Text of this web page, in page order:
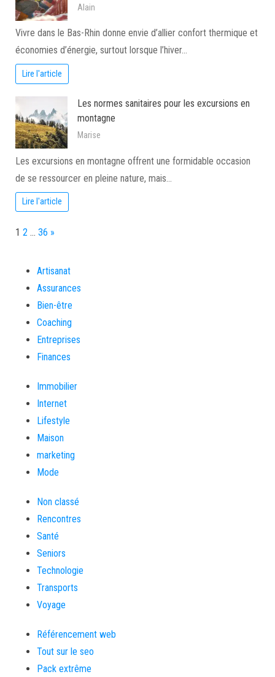
Alain
Vivre dans le Bas-Rhin donne envie d’allier confort thermique et
économies d’énergie, surtout lorsque l’hiver…
Lire l'article
Les normes sanitaires pour les excursions en
montagne
Marise
Les excursions en montagne offrent une formidable occasion
de se ressourcer en pleine nature, mais…
Lire l'article
Page:
1 2 … 36 Next
»
Artisanat
Assurances
Bien-être
Coaching
Entreprises
Finances
Immobilier
Internet
Lifestyle
Maison
marketing
Mode
Non classé
Rencontres
Santé
Seniors
Technologie
Transports
Voyage
Référencement web
Tout sur le seo
Pack extrême